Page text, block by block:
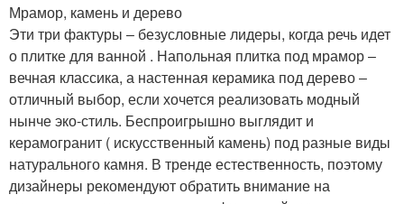
Мрамор, камень и дерево
Эти три фактуры ‒ безусловные лидеры, когда речь идет
о плитке для ванной . Напольная плитка под мрамор ‒
вечная классика, а настенная керамика под дерево ‒
отличный выбор, если хочется реализовать модный
нынче эко-стиль. Беспроигрышно выглядит и
керамогранит ( искусственный камень) под разные виды
натурального камня. В тренде естественность, поэтому
дизайнеры рекомендуют обратить внимание на